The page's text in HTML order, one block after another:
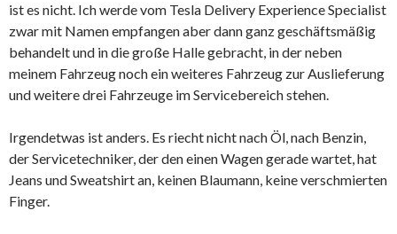
ist es nicht. Ich werde vom Tesla Delivery Experience Specialist
zwar mit Namen empfangen aber dann ganz geschäftsmäßig
behandelt und in die große Halle gebracht, in der neben
meinem Fahrzeug noch ein weiteres Fahrzeug zur Auslieferung
und weitere drei Fahrzeuge im Servicebereich stehen.
Irgendetwas ist anders. Es riecht nicht nach Öl, nach Benzin,
der Servicetechniker, der den einen Wagen gerade wartet, hat
Jeans und Sweatshirt an, keinen Blaumann, keine verschmierten
Finger.